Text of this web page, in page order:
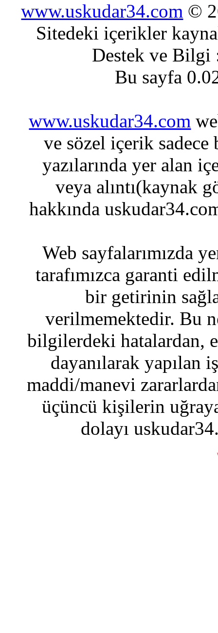
www.uskudar34.com ©
Sitedeki içerikler
Destek ve
Bu sayfa
www.uskudar34.com
ve sözel içerik sadece
yazılarında yer alan
veya alıntı(kaynak
hakkında
Web sayfalarımızda
tarafımızca garanti
bir getirinin
verilmemektedir. Bu
bilgilerdeki hatalardan,
dayanılarak yapılan
maddi/manevi
üçüncü kişilerin
dolayı